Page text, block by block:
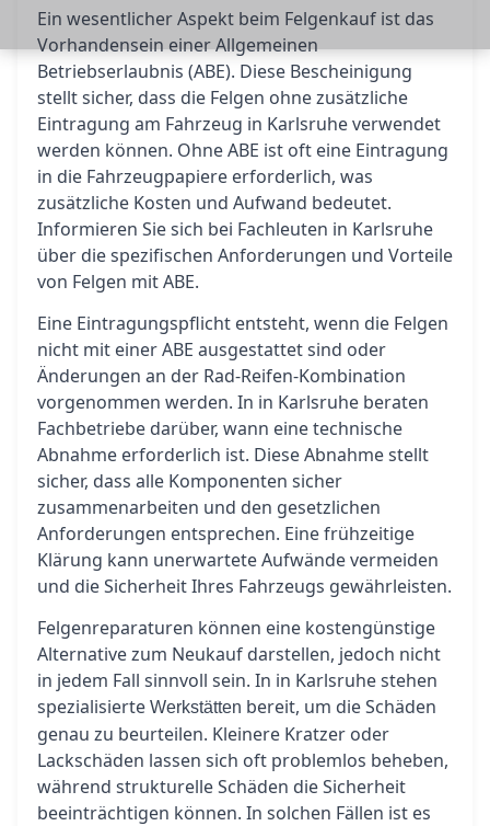
Ein wesentlicher Aspekt beim Felgenkauf ist das
Vorhandensein einer Allgemeinen
Betriebserlaubnis (ABE). Diese Bescheinigung
stellt sicher, dass die Felgen ohne zusätzliche
Eintragung am Fahrzeug in Karlsruhe verwendet
werden können. Ohne ABE ist oft eine Eintragung
in die Fahrzeugpapiere erforderlich, was
zusätzliche Kosten und Aufwand bedeutet.
Informieren Sie sich bei Fachleuten in Karlsruhe
über die spezifischen Anforderungen und Vorteile
von Felgen mit ABE.
Eine Eintragungspflicht entsteht, wenn die Felgen
nicht mit einer ABE ausgestattet sind oder
Änderungen an der Rad-Reifen-Kombination
vorgenommen werden. In in Karlsruhe beraten
Fachbetriebe darüber, wann eine technische
Abnahme erforderlich ist. Diese Abnahme stellt
sicher, dass alle Komponenten sicher
zusammenarbeiten und den gesetzlichen
Anforderungen entsprechen. Eine frühzeitige
Klärung kann unerwartete Aufwände vermeiden
und die Sicherheit Ihres Fahrzeugs gewährleisten.
Felgenreparaturen können eine kostengünstige
Alternative zum Neukauf darstellen, jedoch nicht
in jedem Fall sinnvoll sein. In in Karlsruhe stehen
spezialisierte Werkstätten bereit, um die Schäden
genau zu beurteilen. Kleinere Kratzer oder
Lackschäden lassen sich oft problemlos beheben,
während strukturelle Schäden die Sicherheit
beeinträchtigen können. In solchen Fällen ist es